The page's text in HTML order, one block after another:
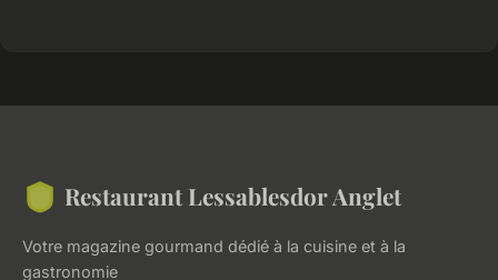
Restaurant Lessablesdor Anglet
Votre magazine gourmand dédié à la cuisine et à la
gastronomie